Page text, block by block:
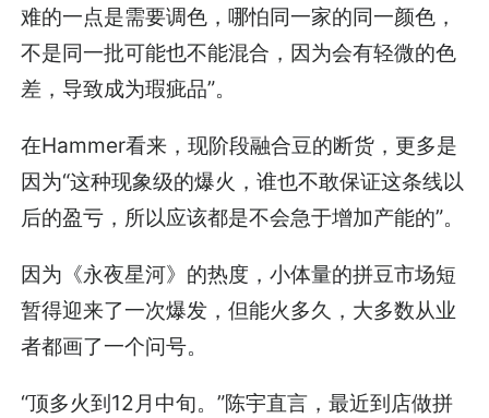
难的一点是需要调色，哪怕同一家的同一颜色，
不是同一批可能也不能混合，因为会有轻微的色
差，导致成为瑕疵品”。
在Hammer看来，现阶段融合豆的断货，更多是
因为“这种现象级的爆火，谁也不敢保证这条线以
后的盈亏，所以应该都是不会急于增加产能的”。
因为《永夜星河》的热度，小体量的拼豆市场短
暂得迎来了一次爆发，但能火多久，大多数从业
者都画了一个问号。
“顶多火到12月中旬。”陈宇直言，最近到店做拼